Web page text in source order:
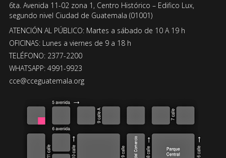
6ta. Avenida 11-02 zona 1, Centro Histórico – Edifico Lux,
segundo nivel Ciudad de Guatemala (01001)
ATENCIÓN AL PÚBLICO: Martes a sábado de 10 A 19 h
OFICINAS: Lunes a viernes de 9 a 18 h
TELÉFONO: 2377-2200
WHATSAPP: 4991-9923
cce@cceguatemala.org